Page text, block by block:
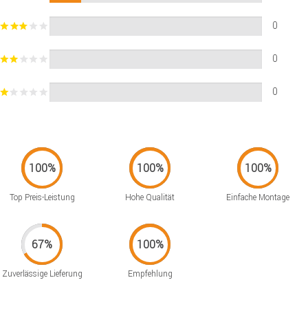
0
0
0
Top Preis-Leistung Hohe Qualität Einfache Montage
Zuverlässige Lieferung Empfehlung